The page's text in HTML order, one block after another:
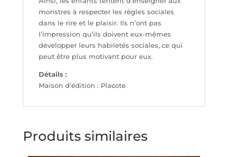
monstres à respecter les règles sociales
dans le rire et le plaisir. Ils n’ont pas
l’impression qu’ils doivent eux-mêmes
développer leurs habiletés sociales, ce qui
peut être plus motivant pour eux.
Détails :
Maison d’édition : Placote
Produits similaires